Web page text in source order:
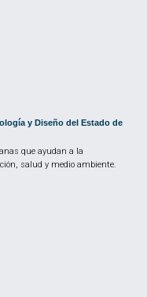
y Diseño del Estado de
que ayudan a la
salud y medio ambiente.